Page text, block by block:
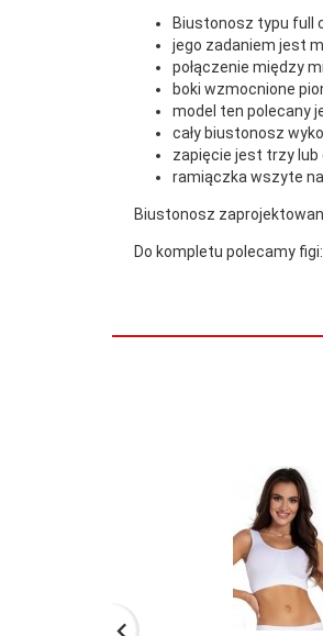
Biustonosz typu full
jego zadaniem jest
połączenie między
boki wzmocnione
model ten polecany
cały biustonosz
zapięcie jest trzy
ramiączka wszyte
Biustonosz
Do kompletu polecamy figi: